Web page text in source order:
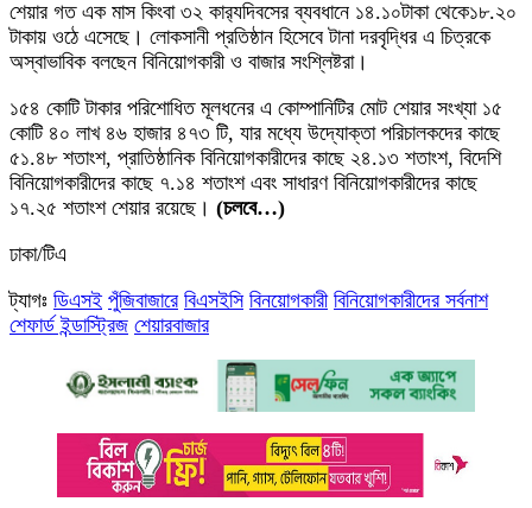
শেয়ার গত এক মাস কিংবা ৩২ কার‌্যদিবসের ব্যবধানে ১৪.১০টাকা থেকে১৮.২০
টাকায় ওঠে এসেছে। লোকসানী প্রতিষ্ঠান হিসেবে টানা দরবৃদ্ধির এ চিত্রকে
অস্বাভাবিক বলছেন বিনিয়োগকারী ও বাজার সংশ্লিষ্টরা।
১৫৪ কোটি টাকার পরিশোধিত মূলধনের এ কোম্পানিটির মোট শেয়ার সংখ্যা ১৫
কোটি ৪০ লাখ ৪৬ হাজার ৪৭৩ টি, যার মধ্যে উদ্যোক্তা পরিচালকদের কাছে
৫১.৪৮ শতাংশ, প্রাতিষ্ঠানিক বিনিয়োগকারীদের কাছে ২৪.১৩ শতাংশ, বিদেশি
বিনিয়োগকারীদের কাছে ৭.১৪ শতাংশ এবং সাধারণ বিনিয়োগকারীদের কাছে
১৭.২৫ শতাংশ শেয়ার রয়েছে। (চলবে…)
ঢাকা/টিএ
ট্যাগঃ ডিএসই পুঁজিবাজারে বিএসইসি বিনয়োগকারী বিনিয়োগকারীদের সর্বনাশ
শেফার্ড ইন্ডাস্ট্রিজ শেয়ারবাজার